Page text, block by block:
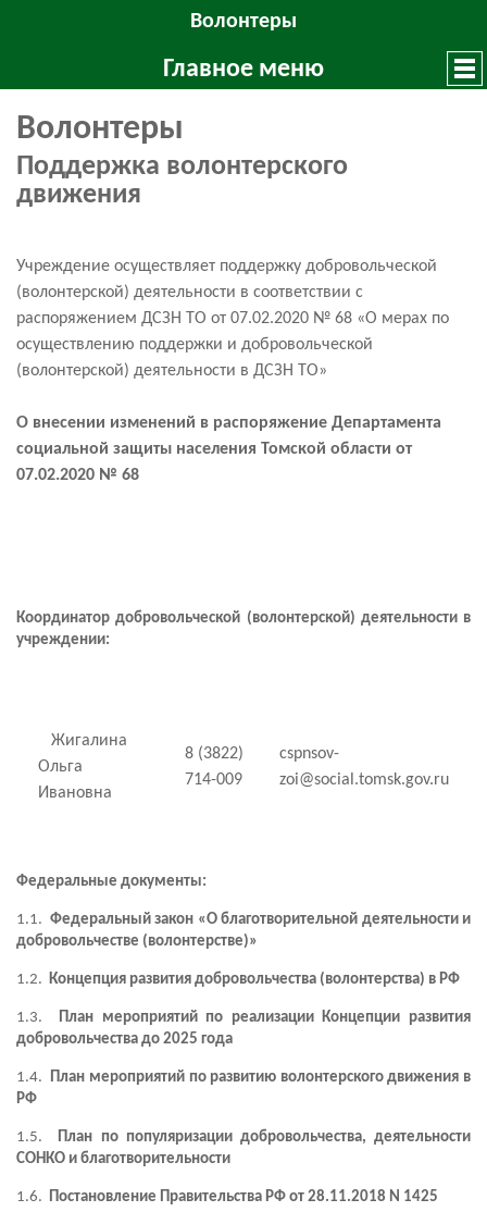
Волонтеры
Главное меню
Волонтеры
Поддержка волонтерского
движения
Учреждение осуществляет поддержку добровольческой
(волонтерской) деятельности в соответствии с
распоряжением ДСЗН ТО от 07.02.2020 № 68 «О мерах по
осуществлению поддержки и добровольческой
(волонтерской) деятельности в ДСЗН ТО»
О внесении изменений в распоряжение Департамента
социальной защиты населения Томской области от
07.02.2020 № 68
Координатор добровольческой (волонтерской) деятельности в
учреждении:
Жигалина
Ольга
Ивановна
8 (3822)
714-009
cspnsov-
zoi@social.tomsk.gov.ru
Федеральные документы:
1.1. Федеральный закон «О благотворительной деятельности и
добровольчестве (волонтерстве)»
1.2. Концепция развития добровольчества (волонтерства) в РФ
1.3.
План мероприятий по реализации Концепции развития
добровольчества до 2025 года
1.4. План мероприятий по развитию волонтерского движения в
РФ
1.5.
План по популяризации добровольчества, деятельности
СОНКО и благотворительности
1.6. Постановление Правительства РФ от 28.11.2018 N 1425